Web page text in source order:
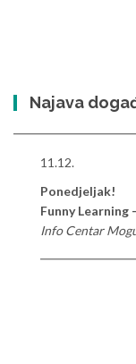
Najava
11.12.
Ponedjeljak!
Funny Learning
Info Centar